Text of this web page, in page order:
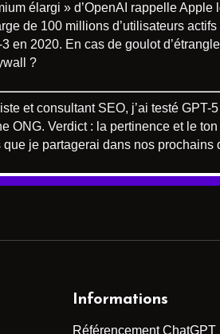
élargi » d’OpenAI rappelle
de 100 millions d’utilisateurs
3 en 2020. En cas de goulot
?
et consultant SEO, j’ai testé
ONG. Verdict : la pertinence et le
que je partagerai dans nos
Informations
Référencement ChatGPT